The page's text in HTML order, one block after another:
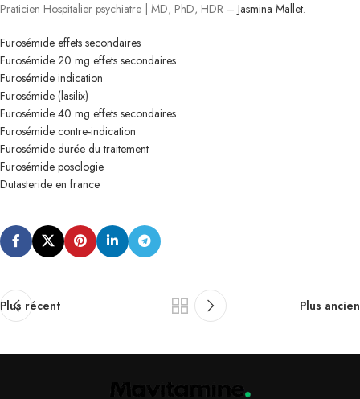
Praticien Hospitalier psychiatre | MD, PhD, HDR – Jasmina Mallet.
Furosémide effets secondaires
Furosémide 20 mg effets secondaires
Furosémide indication
Furosémide (lasilix)
Furosémide 40 mg effets secondaires
Furosémide contre-indication
Furosémide durée du traitement
Furosémide posologie
Dutasteride en france
Plus récent Plus ancien